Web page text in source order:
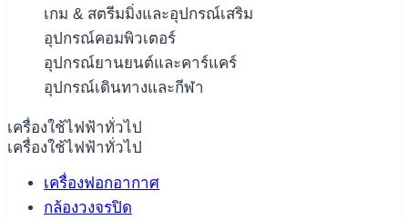
เกม & สตรีมมิ่งและอุปกรณ์เสริม
อุปกรณ์คอมพิวเตอร์
อุปกรณ์ยานยนต์และคาร์แคร์
อุปกรณ์เดินทางและกีฬา
เครื่องใช้ไฟฟ้าทั่วไป
เครื่องใช้ไฟฟ้าทั่วไป
เครื่องฟอกอากาศ
กล้องวงจรปิด